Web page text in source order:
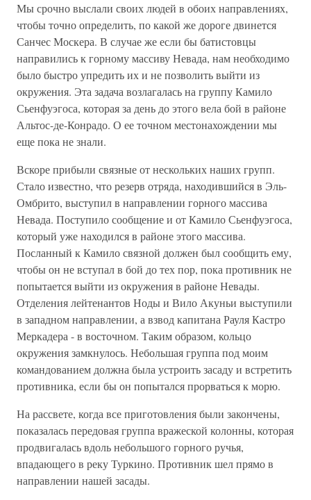
Мы срочно выслали своих людей в обоих направлениях,
чтобы точно определить, по какой же дороге двинется
Санчес Москера. В случае же если бы батистовцы
направились к горному массиву Невада, нам необходимо
было быстро упредить их и не позволить выйти из
окружения. Эта задача возлагалась на группу Камило
Сьенфуэгоса, которая за день до этого вела бой в районе
Альтос-де-Конрадо. О ее точном местонахождении мы
еще пока не знали.
Вскоре прибыли связные от нескольких наших групп.
Стало известно, что резерв отряда, находившийся в Эль-
Омбрито, выступил в направлении горного массива
Невада. Поступило сообщение и от Камило Сьенфуэгоса,
который уже находился в районе этого массива.
Посланный к Камило связной должен был сообщить ему,
чтобы он не вступал в бой до тех пор, пока противник не
попытается выйти из окружения в районе Невады.
Отделения лейтенантов Ноды и Вило Акуньи выступили
в западном направлении, а взвод капитана Рауля Кастро
Меркадера - в восточном. Таким образом, кольцо
окружения замкнулось. Небольшая группа под моим
командованием должна была устроить засаду и встретить
противника, если бы он попытался прорваться к морю.
На рассвете, когда все приготовления были закончены,
показалась передовая группа вражеской колонны, которая
продвигалась вдоль небольшого горного ручья,
впадающего в реку Туркино. Противник шел прямо в
направлении нашей засады.